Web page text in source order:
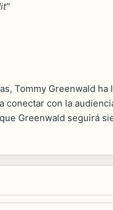
Tommy Greenwald
con la
Greenwald seguirá